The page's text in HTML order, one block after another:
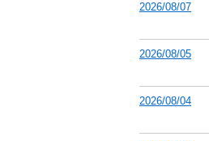
2026/08/07
2026/08/05
2026/08/04